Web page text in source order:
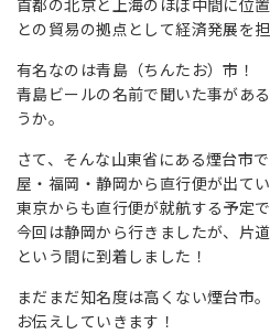
首都の北京と上海のほぼ中間に位
との貿易の拠点として経済発展を担
有名なのは青島（ちんたお）市！
青島ビールの名前で聞いた事があ
うか。
さて、そんな山東省にある煙台市
屋・福岡・静岡から直行便が出て
東京からも直行便が就航する予定で
今回は静岡から行きましたが、片
という間に到着しました！
まだまだ知名度は高くない煙台市
お伝えしていきます！